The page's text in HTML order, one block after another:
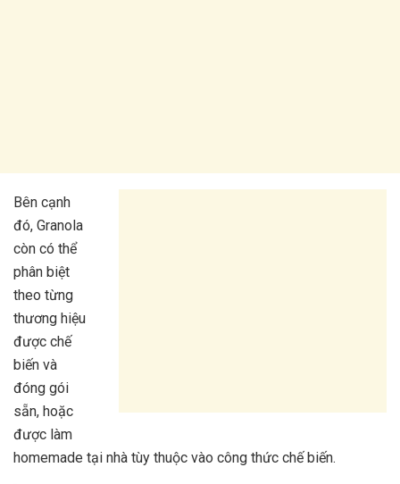
Bên cạnh
đó, Granola
còn có thể
phân biệt
theo từng
thương hiệu
được chế
biến và
đóng gói
sẵn, hoặc
được làm
homemade tại nhà tùy thuộc vào công thức chế biến.